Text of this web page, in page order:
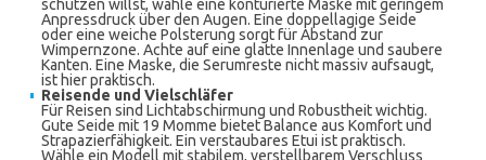
schützen willst, wähle eine konturierte Maske mit geringem
Anpressdruck über den Augen. Eine doppellagige Seide
oder eine weiche Polsterung sorgt für Abstand zur
Wimpernzone. Achte auf eine glatte Innenlage und saubere
Kanten. Eine Maske, die Serumreste nicht massiv aufsaugt,
ist hier praktisch.
Reisende und Vielschläfer
Für Reisen sind Lichtabschirmung und Robustheit wichtig.
Gute Seide mit 19 Momme bietet Balance aus Komfort und
Strapazierfähigkeit. Ein verstaubares Etui ist praktisch.
Wähle ein Modell mit stabilem, verstellbarem Verschluss